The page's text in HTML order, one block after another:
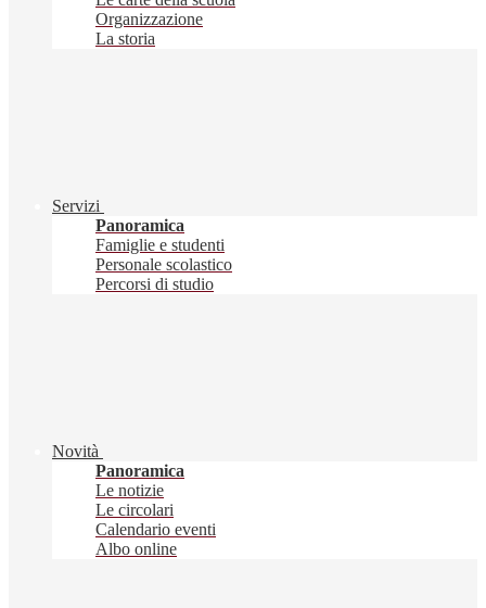
Organizzazione
La storia
Servizi
Panoramica
Famiglie e studenti
Personale scolastico
Percorsi di studio
Novità
Panoramica
Le notizie
Le circolari
Calendario eventi
Albo online